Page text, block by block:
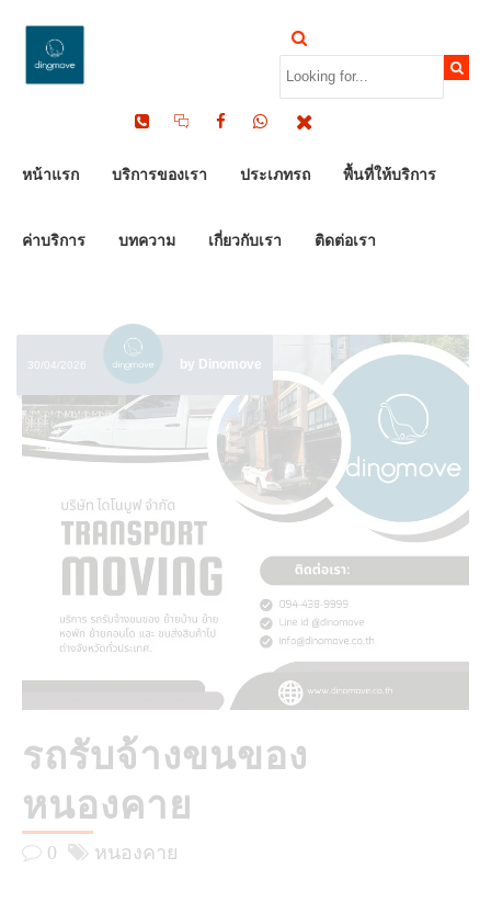
หน้าแรก บริการของเรา ประเภทรถ พื้นที่ให้บริการ
ค่าบริการ บทความ เกี่ยวกับเรา ติดต่อเรา
หนองคาย ARCHIVES
- DINOMOVE
30/04/2026 by Dinomove
รถรับจ้างขนของ
หนองคาย
0 หนองคาย